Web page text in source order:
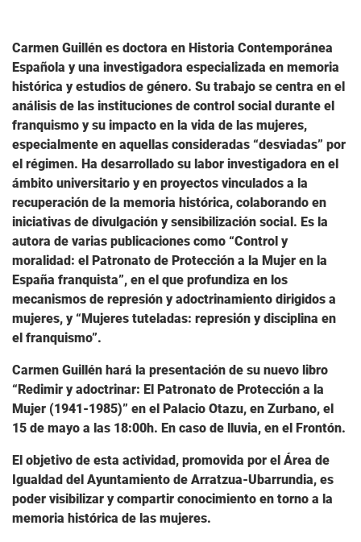
Carmen Guillén es doctora en Historia Contemporánea
Española y una investigadora especializada en memoria
histórica y estudios de género. Su trabajo se centra en el
análisis de las instituciones de control social durante el
franquismo y su impacto en la vida de las mujeres,
especialmente en aquellas consideradas “desviadas” por
el régimen. Ha desarrollado su labor investigadora en el
ámbito universitario y en proyectos vinculados a la
recuperación de la memoria histórica, colaborando en
iniciativas de divulgación y sensibilización social. Es la
autora de varias publicaciones como “Control y
moralidad: el Patronato de Protección a la Mujer en la
España franquista”, en el que profundiza en los
mecanismos de represión y adoctrinamiento dirigidos a
mujeres, y “Mujeres tuteladas: represión y disciplina en
el franquismo”.
Carmen Guillén hará la presentación de su nuevo libro
“Redimir y adoctrinar: El Patronato de Protección a la
Mujer (1941-1985)” en el Palacio Otazu, en Zurbano, el
15 de mayo a las 18:00h. En caso de lluvia, en el Frontón.
El objetivo de esta actividad, promovida por el Área de
Igualdad del Ayuntamiento de Arratzua-Ubarrundia, es
poder visibilizar y compartir conocimiento en torno a la
memoria histórica de las mujeres.